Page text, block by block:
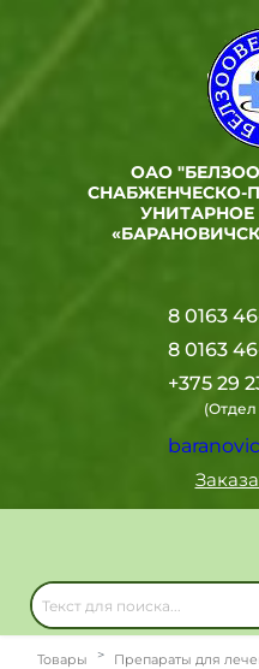
ОАО
СНАБЖЕНЧЕСКО-
УНИТАРНОЕ
8 0163
8 0163
+375 29
Товары
Препараты для